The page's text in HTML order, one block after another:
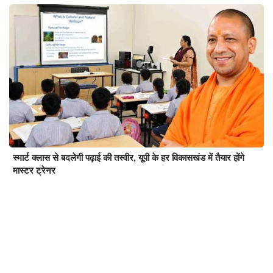
स्मार्ट क्लास से बदलेगी पढ़ाई की तस्वीर, यूपी के हर विकासखंड में तैयार होंगे
मास्टर ट्रेनर